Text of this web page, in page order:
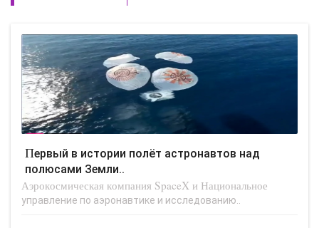
Первый в истории полёт астронавтов над
полюсами Земли..
Аэрокосмическая компания SpaceX и Национальное
управление по аэронавтике и исследованию..